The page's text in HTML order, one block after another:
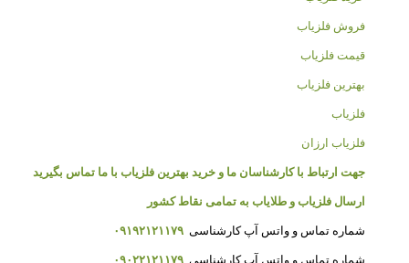
فروش فلزیاب
قیمت فلزیاب
بهترین فلزیاب
فلزیاب
فلزیاب ارزان
جهت ارتباط با کارشناسان ما و خرید بهترین فلزیاب با ما تماس بگیرید
ارسال فلزیاب و طلایاب به تمامی نقاط کشور
شماره تماس و واتس آپ کارشناسی ۰۹۱۹۲۱۲۱۱۷۹
شماره تماس و واتس آپ کارشناسی ۰۹۰۲۲۱۲۱۱۷۹